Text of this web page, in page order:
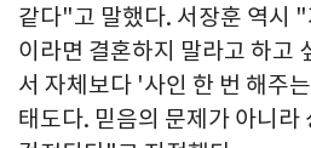
같다"고 말했다. 서장훈 역시
이라면 결혼하지 말라고 하고
서 자체보다 '사인 한 번 해주
태도다. 믿음의 문제가 아니라